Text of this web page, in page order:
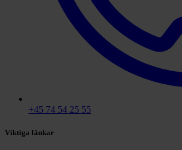
+45 74 54 25 55
Viktiga länkar